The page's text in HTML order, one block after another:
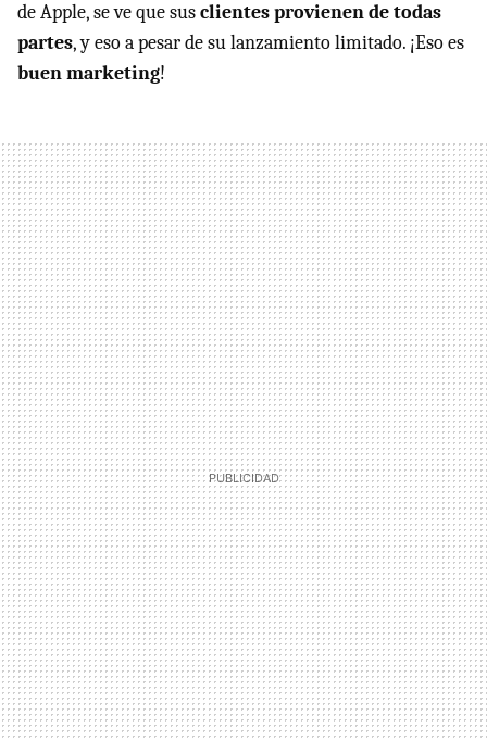
de Apple, se ve que susclientes provienen de todas
partes, y eso a pesar de su lanzamiento limitado. ¡Eso es
buen marketing!